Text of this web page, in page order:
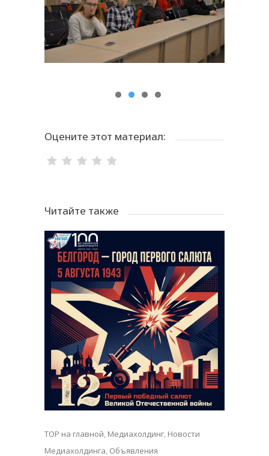
Оцените этот материал:
Читайте также
TOP на главной Медиахолдинг Новости
Медиахолдинга Объявления